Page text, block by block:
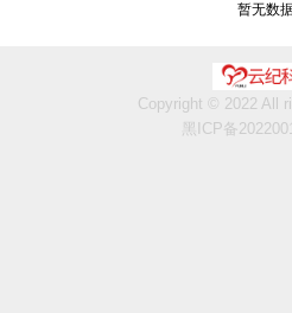
暂无数
Copyright © 2022 All
黑ICP备